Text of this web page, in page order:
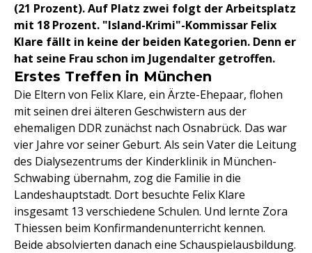
(21 Prozent). Auf Platz zwei folgt der Arbeitsplatz
mit 18 Prozent. "Island-Krimi"-Kommissar Felix
Klare fällt in keine der beiden Kategorien. Denn er
hat seine Frau schon im Jugendalter getroffen.
Erstes Treffen in München
Die Eltern von Felix Klare, ein Ärzte-Ehepaar, flohen
mit seinen drei älteren Geschwistern aus der
ehemaligen DDR zunächst nach Osnabrück. Das war
vier Jahre vor seiner Geburt. Als sein Vater die Leitung
des Dialysezentrums der Kinderklinik in München-
Schwabing übernahm, zog die Familie in die
Landeshauptstadt. Dort besuchte Felix Klare
insgesamt 13 verschiedene Schulen. Und lernte Zora
Thiessen beim Konfirmandenunterricht kennen.
Beide absolvierten danach eine Schauspielausbildung.